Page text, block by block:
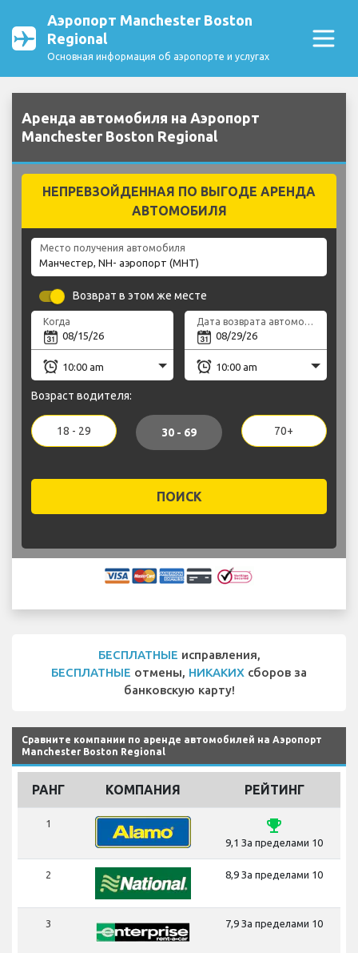
Аэропорт Manchester Boston
Regional
Основная информация об аэропорте и услугах
Аренда автомобиля на Аэропорт
Manchester Boston Regional
НЕПРЕВЗОЙДЕННАЯ ПО ВЫГОДЕ АРЕНДА
АВТОМОБИЛЯ
Место получения автомобиля
Возврат в этом же месте
Когда Дата возврата автомобиля
Возраст водителя:
18 - 29 30 - 69 70+
ПОИСК
БЕСПЛАТНЫЕ исправления,
БЕСПЛАТНЫЕ отмены, НИКАКИХ сборов за
банковскую карту!
Сравните компании по аренде автомобилей на Аэропорт
Manchester Boston Regional
РАНГ КОМПАНИЯ РЕЙТИНГ
1 emoji_events
9,1 За пределами 10
2 8,9 За пределами 10
3 7,9 За пределами 10